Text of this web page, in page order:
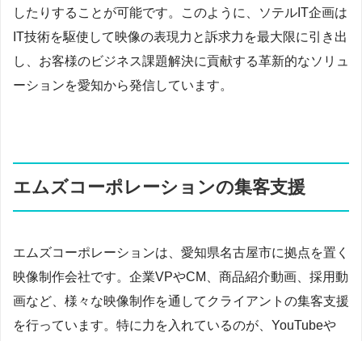
したりすることが可能です。このように、ソテルIT企画は
IT技術を駆使して映像の表現力と訴求力を最大限に引き出
し、お客様のビジネス課題解決に貢献する革新的なソリュ
ーションを愛知から発信しています。
エムズコーポレーションの集客支援
エムズコーポレーションは、愛知県名古屋市に拠点を置く
映像制作会社です。企業VPやCM、商品紹介動画、採用動
画など、様々な映像制作を通してクライアントの集客支援
を行っています。特に力を入れているのが、YouTubeや